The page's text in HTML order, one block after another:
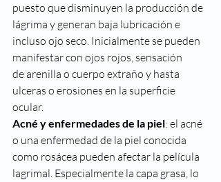
puesto que disminuyen la producción de
lágrima y generan baja lubricación e
incluso ojo seco. Inicialmente se pueden
manifestar con ojos rojos, sensación
de arenilla o cuerpo extraño y hasta
ulceras o erosiones en la superficie
ocular.
Acné y enfermedades de la piel: el acné
o una enfermedad de la piel conocida
como rosácea pueden afectar la película
lagrimal. Especialmente la capa grasa, lo